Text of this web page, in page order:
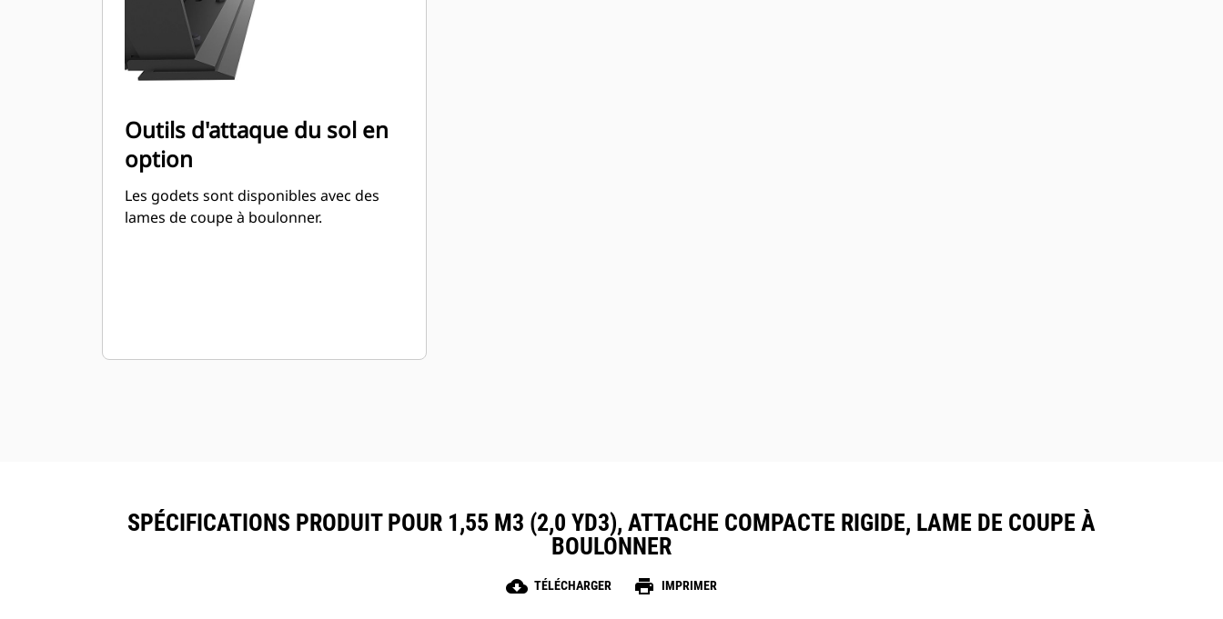
Outils d'attaque du sol en
option
Les godets sont disponibles avec des
lames de coupe à boulonner.
SPÉCIFICATIONS PRODUIT POUR 1,55 M3 (2,0 YD3), ATTACHE COMPACTE RIGIDE, LAME DE COUPE À
BOULONNER
cloud_download TÉLÉCHARGER print IMPRIMER